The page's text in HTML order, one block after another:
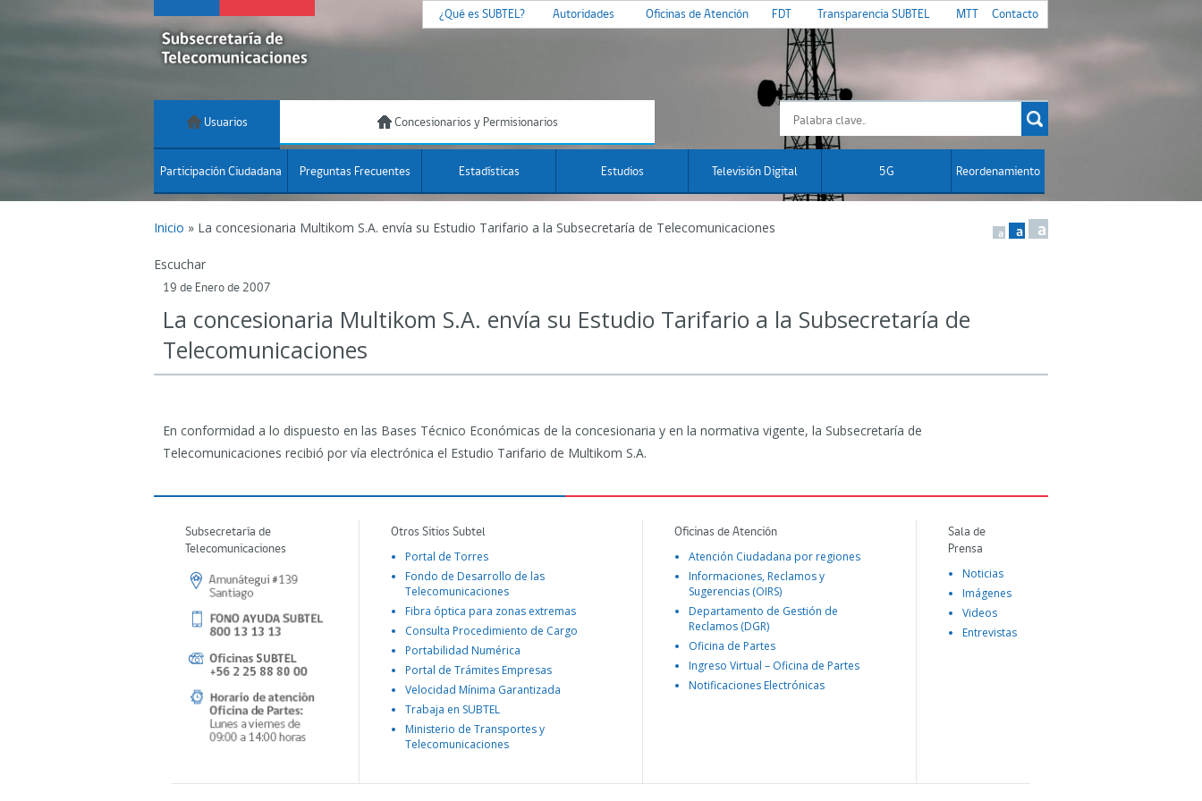
¿Qué es SUBTEL? Autoridades Oficinas de Atención FDT Transparencia SUBTEL MTT Contacto
Usuarios Concesionarios y Permisionarios
Participación Ciudadana Preguntas Frecuentes Estadísticas Estudios Televisión Digital 5G Reordenamiento
Inicio » La concesionaria Multikom S.A. envía su Estudio Tarifario a la Subsecretaría de Telecomunicaciones a a a
Escuchar
19 de Enero de 2007
La concesionaria Multikom S.A. envía su Estudio Tarifario a la Subsecretaría de
Telecomunicaciones
En conformidad a lo dispuesto en las Bases Técnico Económicas de la concesionaria y en la normativa vigente, la Subsecretaría de
Telecomunicaciones recibió por vía electrónica el Estudio Tarifario de Multikom S.A.
Subsecretaría de
Telecomunicaciones
Otros Sitios Subtel
Portal de Torres
Fondo de Desarrollo de las
Telecomunicaciones
Fibra óptica para zonas extremas
Consulta Procedimiento de Cargo
Portabilidad Numérica
Portal de Trámites Empresas
Velocidad Mínima Garantizada
Trabaja en SUBTEL
Ministerio de Transportes y
Telecomunicaciones
Oficinas de Atención
Atención Ciudadana por regiones
Informaciones, Reclamos y
Sugerencias (OIRS)
Departamento de Gestión de
Reclamos (DGR)
Oficina de Partes
Ingreso Virtual – Oficina de Partes
Notificaciones Electrónicas
Sala de
Prensa
Noticias
Imágenes
Videos
Entrevistas